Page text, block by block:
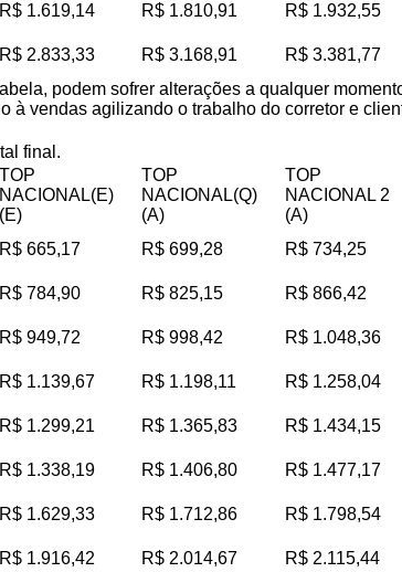
R$ 1.619,14 R$ 1.810,91 R$ 1.932,55
R$ 2.833,33 R$ 3.168,91 R$ 3.381,77
podem sofrer alterações a qualquer
à vendas agilizando o trabalho do corretor e
final.
TOP
NACIONAL(E)
(E)
TOP
NACIONAL(Q)
(A)
TOP
NACIONAL 2
(A)
R$ 665,17 R$ 699,28 R$ 734,25
R$ 784,90 R$ 825,15 R$ 866,42
R$ 949,72 R$ 998,42 R$ 1.048,36
R$ 1.139,67 R$ 1.198,11 R$ 1.258,04
R$ 1.299,21 R$ 1.365,83 R$ 1.434,15
R$ 1.338,19 R$ 1.406,80 R$ 1.477,17
R$ 1.629,33 R$ 1.712,86 R$ 1.798,54
R$ 1.916,42 R$ 2.014,67 R$ 2.115,44